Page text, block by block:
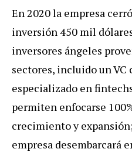
En 2020 la empresa
inversión 450 mil
inversores ángeles
sectores, incluido un VC
especializado en
permiten enfocarse
crecimiento y
empresa desembarcará